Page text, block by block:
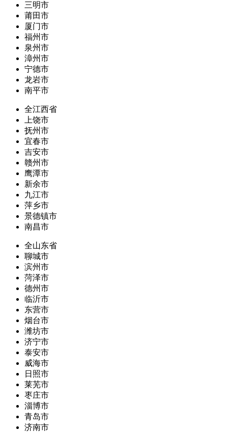
三明市
莆田市
厦门市
福州市
泉州市
漳州市
宁德市
龙岩市
南平市
全江西省
上饶市
抚州市
宜春市
吉安市
赣州市
鹰潭市
新余市
九江市
萍乡市
景德镇市
南昌市
全山东省
聊城市
滨州市
菏泽市
德州市
临沂市
东营市
烟台市
潍坊市
济宁市
泰安市
威海市
日照市
莱芜市
枣庄市
淄博市
青岛市
济南市